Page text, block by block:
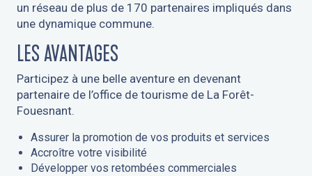
un réseau de plus de 170 partenaires impliqués dans
une dynamique commune.
LES AVANTAGES
Participez à une belle aventure en devenant
partenaire de l’office de tourisme de La Forêt-
Fouesnant.
Assurer la promotion de vos produits et services
Accroître votre visibilité
Développer vos retombées commerciales